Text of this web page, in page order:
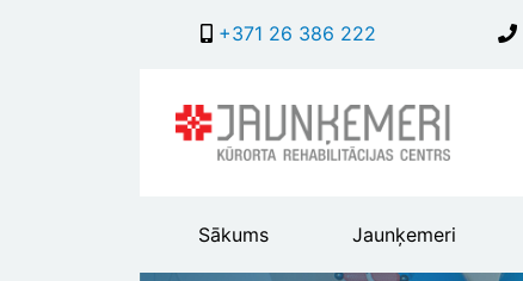
+371 26 386 222
Main
header
Sākums Jaunķemeri